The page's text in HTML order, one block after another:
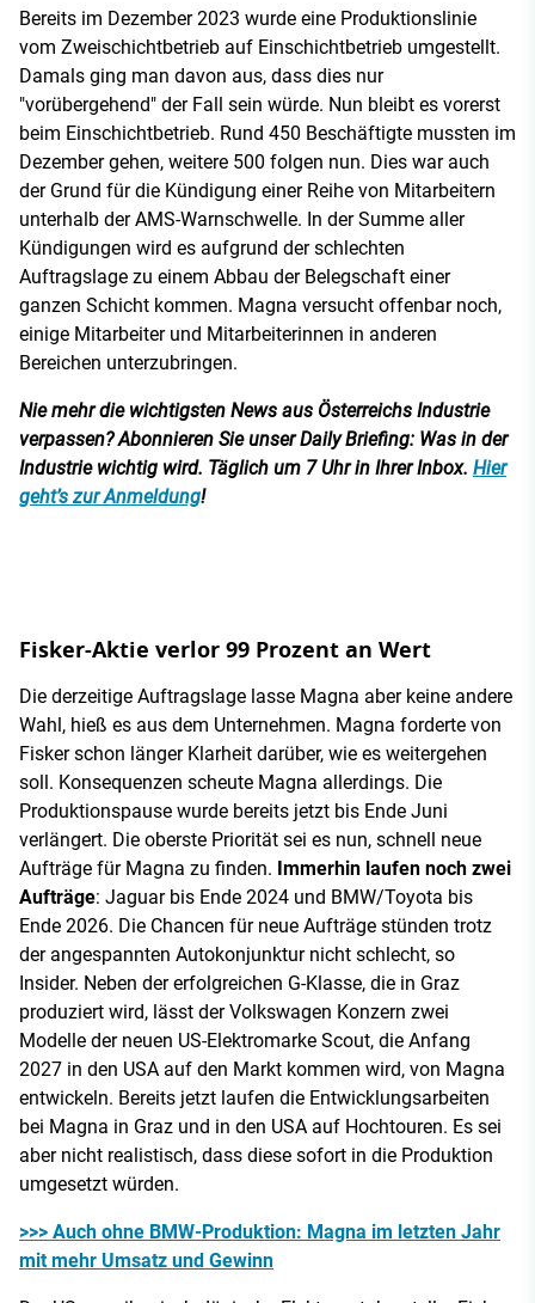
Bereits im Dezember 2023 wurde eine Produktionslinie
vom Zweischichtbetrieb auf Einschichtbetrieb umgestellt.
Damals ging man davon aus, dass dies nur
"vorübergehend" der Fall sein würde. Nun bleibt es vorerst
beim Einschichtbetrieb. Rund 450 Beschäftigte mussten im
Dezember gehen, weitere 500 folgen nun. Dies war auch
der Grund für die Kündigung einer Reihe von Mitarbeitern
unterhalb der AMS-Warnschwelle. In der Summe aller
Kündigungen wird es aufgrund der schlechten
Auftragslage zu einem Abbau der Belegschaft einer
ganzen Schicht kommen. Magna versucht offenbar noch,
einige Mitarbeiter und Mitarbeiterinnen in anderen
Bereichen unterzubringen.
Nie mehr die wichtigsten News aus Österreichs Industrie
verpassen? Abonnieren Sie unser Daily Briefing: Was in der
Industrie wichtig wird. Täglich um 7 Uhr in Ihrer Inbox. Hier
geht’s zur Anmeldung!
Fisker-Aktie verlor 99 Prozent an Wert
Die derzeitige Auftragslage lasse Magna aber keine andere
Wahl, hieß es aus dem Unternehmen. Magna forderte von
Fisker schon länger Klarheit darüber, wie es weitergehen
soll. Konsequenzen scheute Magna allerdings. Die
Produktionspause wurde bereits jetzt bis Ende Juni
verlängert. Die oberste Priorität sei es nun, schnell neue
Aufträge für Magna zu finden. Immerhin laufen noch zwei
Aufträge: Jaguar bis Ende 2024 und BMW/Toyota bis
Ende 2026. Die Chancen für neue Aufträge stünden trotz
der angespannten Autokonjunktur nicht schlecht, so
Insider. Neben der erfolgreichen G-Klasse, die in Graz
produziert wird, lässt der Volkswagen Konzern zwei
Modelle der neuen US-Elektromarke Scout, die Anfang
2027 in den USA auf den Markt kommen wird, von Magna
entwickeln. Bereits jetzt laufen die Entwicklungsarbeiten
bei Magna in Graz und in den USA auf Hochtouren. Es sei
aber nicht realistisch, dass diese sofort in die Produktion
umgesetzt würden.
>>> Auch ohne BMW-Produktion: Magna im letzten Jahr
mit mehr Umsatz und Gewinn